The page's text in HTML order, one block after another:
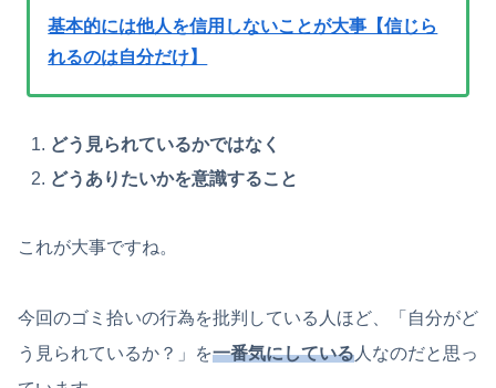
基本的には他人を信用しないことが大事【信じら
れるのは自分だけ】
どう見られているかではなく
どうありたいかを意識すること
これが大事ですね。
今回のゴミ拾いの行為を批判している人ほど、「自分がど
う見られているか？」を一番気にしている 人なのだと思っ